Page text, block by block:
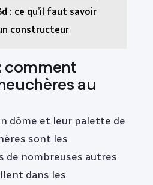
: ce qu’il faut savoir
constructeur
comment
au
dôme et leur palette de
sont les
de nombreuses autres
dans les